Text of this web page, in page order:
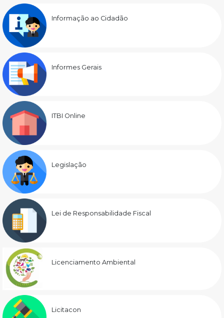
Informação ao Cidadão
Informes Gerais
ITBI Online
Legislação
Lei de Responsabilidade Fiscal
Licenciamento Ambiental
Licitacon